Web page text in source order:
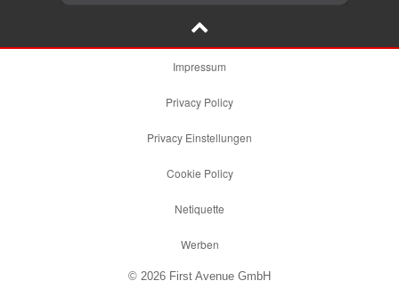
Impressum
Privacy Policy
Privacy Einstellungen
Cookie Policy
Netiquette
Werben
© 2026 First Avenue GmbH